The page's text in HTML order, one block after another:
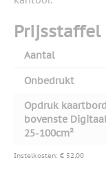
Prijsstaffel
Aantal
Onbedrukt
Opdruk kaartbord
bovenste
25-100cm²
Instelkosten: € 52,00